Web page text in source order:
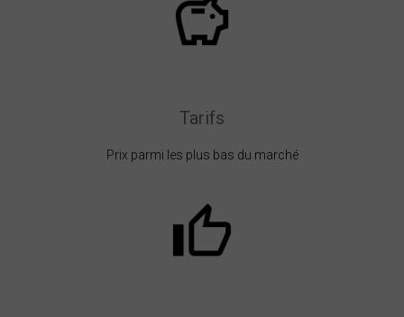
Tarifs
Prix parmi les plus bas du marché